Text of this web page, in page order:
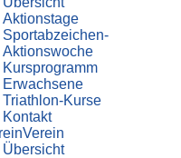
Aktionstage
Sportabzeichen-
Aktionswoche
Kursprogramm
Erwachsene
Triathlon-Kurse
Kontakt
Verein
Übersicht